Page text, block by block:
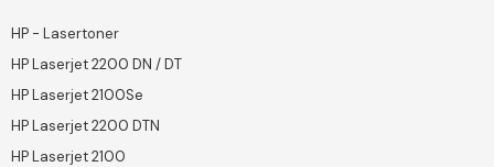
HP - Lasertoner
HP Laserjet 2200 DN / DT
HP Laserjet 2100Se
HP Laserjet 2200 DTN
HP Laserjet 2100